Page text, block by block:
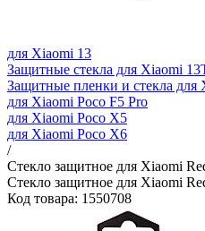
для Xiaomi 13
Защитные стекла для Xiaomi
Защитные пленки и стекла для
для Xiaomi Poco F5 Pro
для Xiaomi Poco X5
для Xiaomi Poco X6
/
Стекло защитное для Xiaomi
Стекло защитное для Xiaomi
Код товара: 1550708